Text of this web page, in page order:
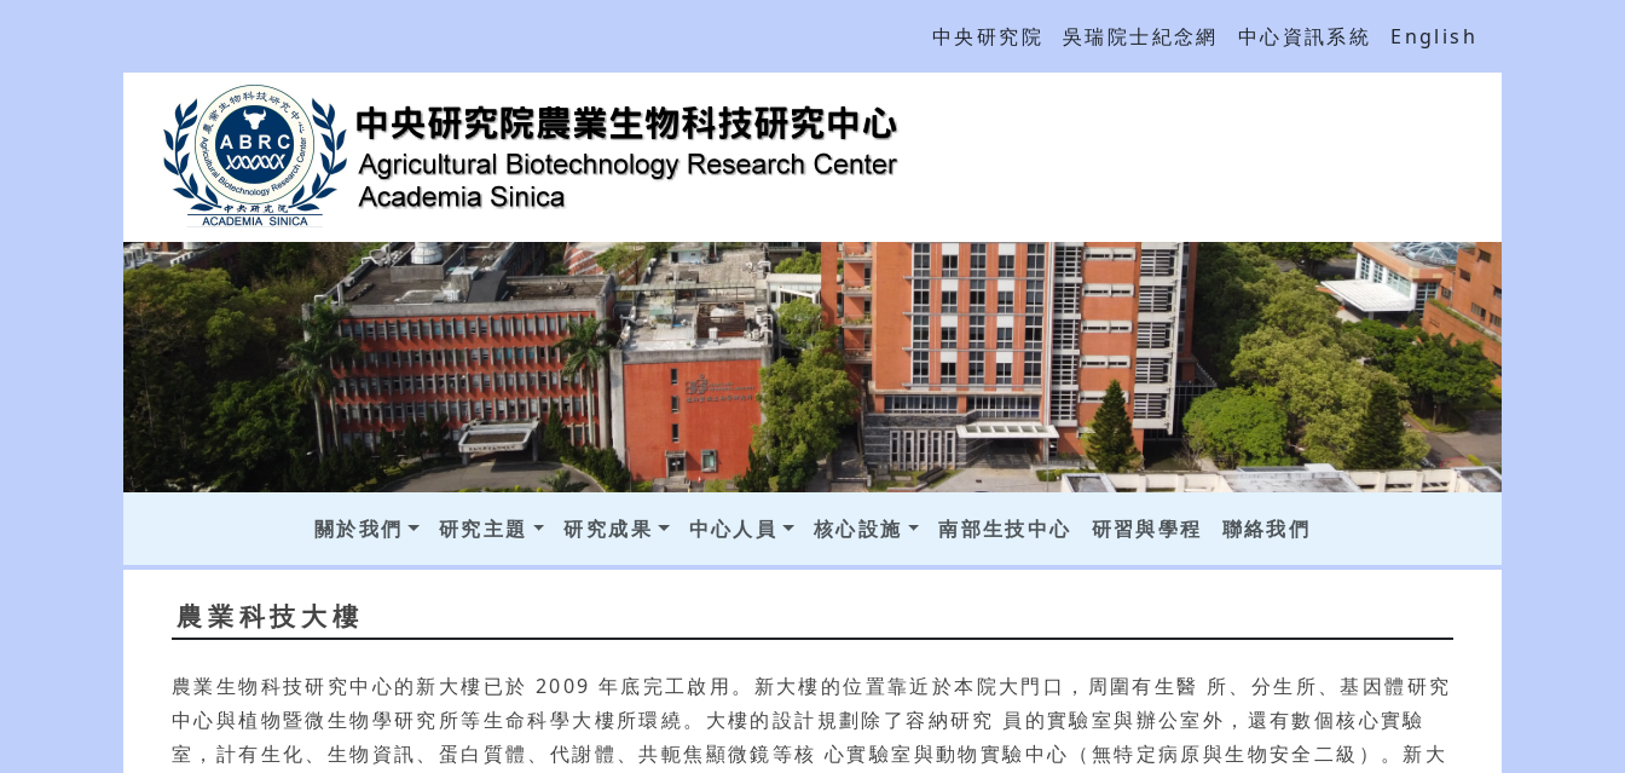
中央研究院 吳瑞院士紀念網 中心資訊系統 English
關於我們 研究主題 研究成果 中心人員 核心設施 南部生技中心 研習與學程 聯絡我們
農業科技大樓
農業生物科技研究中心的新大樓已於 2009 年底完工啟用。新大樓的位置靠近於本院大門口，周圍有生醫 所、分生所、基因體研究
中心與植物暨微生物學研究所等生命科學大樓所環繞。大樓的設計規劃除了容納研究 員的實驗室與辦公室外，還有數個核心實驗
室，計有生化、生物資訊、蛋白質體、代謝體、共軛焦顯微鏡等核 心實驗室與動物實驗中心（無特定病原與生物安全二級）。新大